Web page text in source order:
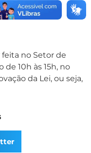
e 50% para
feita no Setor de
de 10h às 15h, no
da Lei, ou seja,